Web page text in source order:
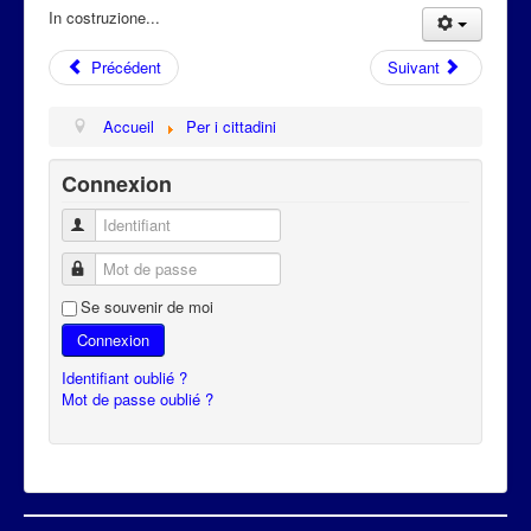
Attualità
In costruzione...
Précédent Suivant
Accueil Per i cittadini
Connexion
Identifiant
Mot de passe
Se souvenir de moi
Connexion
Identifiant oublié ?
Mot de passe oublié ?